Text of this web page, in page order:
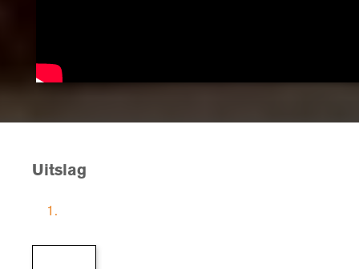
Uitslag
1.